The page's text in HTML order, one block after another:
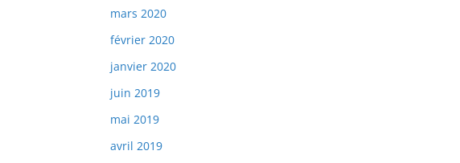
mars 2020
février 2020
janvier 2020
juin 2019
mai 2019
avril 2019